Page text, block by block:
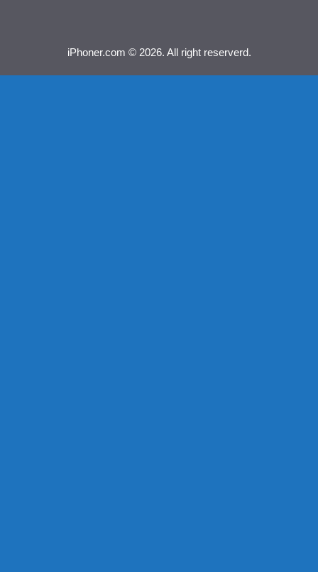
iPhoner.com © 2026. All right reserverd.